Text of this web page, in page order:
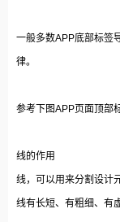
一般多数APP底部标签
律。
参考下图APP页面顶部
线的作用
线，可以用来分割设计
线有长短、有粗细、有